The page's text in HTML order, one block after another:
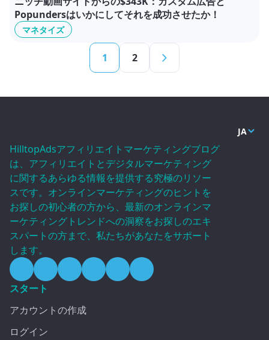
マネタイズ
Popundersはいかにしてそれを成功させたか！
1 2
JA
HilltopAdsアフィリエイトマーケティングブログ
は、アフィリエイトとデジタルマーケティング
に関するあらゆる情報を提供する究極のリソー
スです。オンラインマーケティングのヒントを
お探しの初心者の方から、最新のオンラインマ
ーケティングトレンドへの洞察をお探しのエキ
スパートの方まで、私たちがあなたをサポート
します。
スタート
アカウントの作成
ログイン